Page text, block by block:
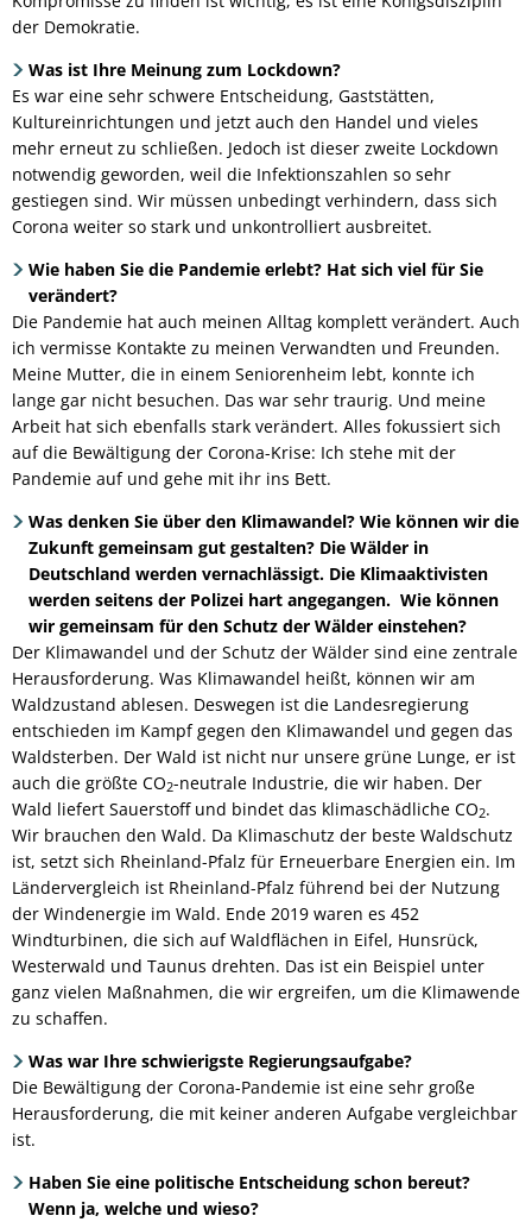
der Demokratie.
Was ist Ihre Meinung zum Lockdown?
Es war eine sehr schwere Entscheidung, Gaststätten,
Kultureinrichtungen und jetzt auch den Handel und vieles
mehr erneut zu schließen. Jedoch ist dieser zweite Lockdown
notwendig geworden, weil die Infektionszahlen so sehr
gestiegen sind. Wir müssen unbedingt verhindern, dass sich
Corona weiter so stark und unkontrolliert ausbreitet.
Wie haben Sie die Pandemie erlebt? Hat sich viel für Sie
verändert?
Die Pandemie hat auch meinen Alltag komplett verändert. Auch
ich vermisse Kontakte zu meinen Verwandten und Freunden.
Meine Mutter, die in einem Seniorenheim lebt, konnte ich
lange gar nicht besuchen. Das war sehr traurig. Und meine
Arbeit hat sich ebenfalls stark verändert. Alles fokussiert sich
auf die Bewältigung der Corona-Krise: Ich stehe mit der
Pandemie auf und gehe mit ihr ins Bett.
Was denken Sie über den Klimawandel? Wie können wir die
Zukunft gemeinsam gut gestalten? Die Wälder in
Deutschland werden vernachlässigt. Die Klimaaktivisten
werden seitens der Polizei hart angegangen. Wie können
wir gemeinsam für den Schutz der Wälder einstehen?
Der Klimawandel und der Schutz der Wälder sind eine zentrale
Herausforderung. Was Klimawandel heißt, können wir am
Waldzustand ablesen. Deswegen ist die Landesregierung
entschieden im Kampf gegen den Klimawandel und gegen das
Waldsterben. Der Wald ist nicht nur unsere grüne Lunge, er ist
auch die größte CO2-neutrale Industrie, die wir haben. Der
Wald liefert Sauerstoff und bindet das klimaschädliche CO2.
Wir brauchen den Wald. Da Klimaschutz der beste Waldschutz
ist, setzt sich Rheinland-Pfalz für Erneuerbare Energien ein. Im
Ländervergleich ist Rheinland-Pfalz führend bei der Nutzung
der Windenergie im Wald. Ende 2019 waren es 452
Windturbinen, die sich auf Waldflächen in Eifel, Hunsrück,
Westerwald und Taunus drehten. Das ist ein Beispiel unter
ganz vielen Maßnahmen, die wir ergreifen, um die Klimawende
zu schaffen.
Was war Ihre schwierigste Regierungsaufgabe?
Die Bewältigung der Corona-Pandemie ist eine sehr große
Herausforderung, die mit keiner anderen Aufgabe vergleichbar
ist.
Haben Sie eine politische Entscheidung schon bereut?
Wenn ja, welche und wieso?